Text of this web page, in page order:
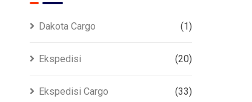
Dakota Cargo (1)
Ekspedisi (20)
Ekspedisi Cargo (33)